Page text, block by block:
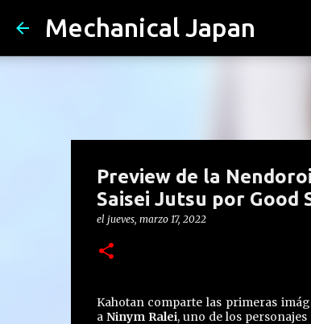
Mechanical Japan
Preview de la
Saisei Jutsu por Good
el jueves, marzo 17, 2022
Kahotan comparte las primeras
a Ninym Ralei, uno de los